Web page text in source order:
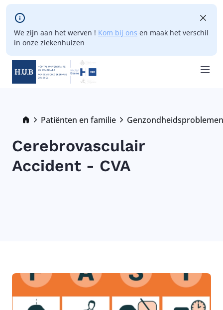
Skip to main content
We zijn aan het werven ! Kom bij ons en maak het verschil
in onze ziekenhuizen
Breadcrumb
Patiënten en familie Genzondheidsproblemen
Cerebrovasculair
Accident - CVA